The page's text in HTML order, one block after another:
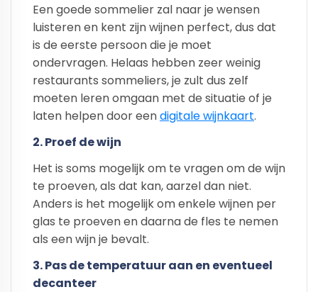
Een goede sommelier zal naar je wensen
luisteren en kent zijn wijnen perfect, dus dat
is de eerste persoon die je moet
ondervragen. Helaas hebben zeer weinig
restaurants sommeliers, je zult dus zelf
moeten leren omgaan met de situatie of je
laten helpen door eendigitale wijnkaart.
2. Proef de wijn
Het is soms mogelijk om te vragen om de wijn
te proeven, als dat kan, aarzel dan niet.
Anders is het mogelijk om enkele wijnen per
glas te proeven en daarna de fles te nemen
als een wijn je bevalt.
3. Pas de temperatuur aan en eventueel
decanteer